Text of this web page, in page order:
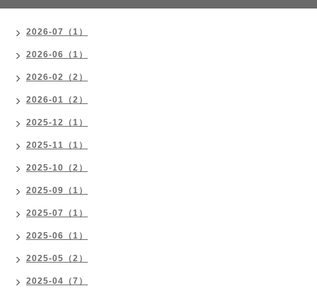
2026-07（1）
2026-06（1）
2026-02（2）
2026-01（2）
2025-12（1）
2025-11（1）
2025-10（2）
2025-09（1）
2025-07（1）
2025-06（1）
2025-05（2）
2025-04（7）